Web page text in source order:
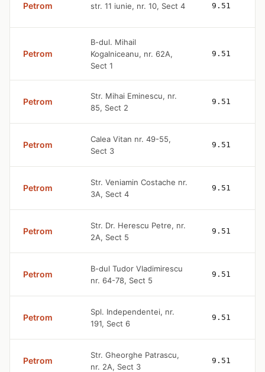
Petrom str. 11 iunie, nr. 10, Sect 4 9.51
Petrom
B-dul. Mihail
Kogalniceanu, nr. 62A,
Sect 1
9.51
Petrom
Str. Mihai Eminescu, nr.
85, Sect 2
9.51
Petrom
Calea Vitan nr. 49-55,
Sect 3
9.51
Petrom
Str. Veniamin Costache nr.
3A, Sect 4
9.51
Petrom
Str. Dr. Herescu Petre, nr.
2A, Sect 5
9.51
Petrom
B-dul Tudor Vladimirescu
nr. 64-78, Sect 5
9.51
Petrom
Spl. Independentei, nr.
191, Sect 6
9.51
Petrom
Str. Gheorghe Patrascu,
nr. 2A, Sect 3
9.51